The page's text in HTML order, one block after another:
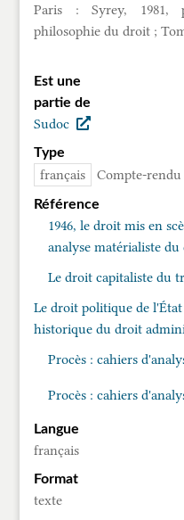
Paris : Syrey, 1981,
philosophie du droit ;
Est une
partie de
Sudoc
Type
français Compte-
Référence
1946, le droit mis en
analyse matérialiste
Le droit capitaliste du
Le droit politique de
historique du droit
Procès : cahiers
Procès : cahiers
Langue
français
Format
texte